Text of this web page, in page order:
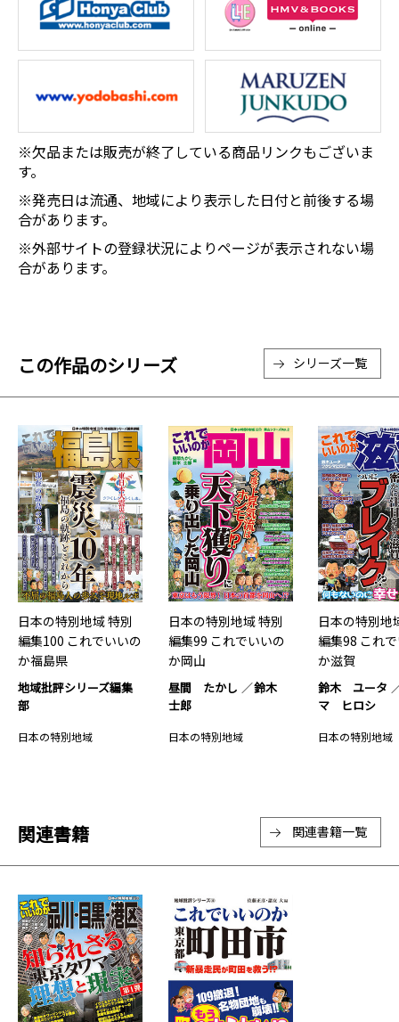
※欠品または販売が終了している商品リンクもございま
す。
※発売日は流通、地域により表示した日付と前後する場
合があります。
※外部サイトの登録状況によりページが表示されない場
合があります。
この作品のシリーズ シリーズ一覧
日本の特別地域 特別
編集100 これでいいの
か福島県
地域批評シリーズ編集
部
日本の特別地域
日本の特別地域 特別
編集99 これでいいの
か岡山
昼間 たかし
鈴木
士郎
日本の特別地域
日本の特別地
編集98 これ
か滋賀
鈴木 ユータ
マ ヒロシ
日本の特別地域
関連書籍 関連書籍一覧